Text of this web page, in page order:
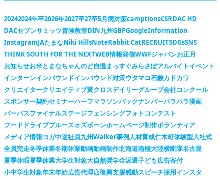
20242024年卒2026年2027卒27卒5月病対策camptionsCSRDAC HD
DACセブンサミッツ冒険教室DIN九州GBPGoogleInformation
InstagramJAたまなNiki HillsNoteRabbit CatRECRUITSDGsSNS
THINK SOUTH FOR THE NEXTWEB情報発信WWFジャパンお正月
お知らせお米とまなちゃんのど自慢まっすぐみらさぽアルバイトイベント
インターンインバウンドインバウンド対策ウタマロ石鹸カドカワ
クリエイタークリエイティブ賞クロスデイリーグループ会社コンクール
スポンサー契約セミナーハーフマラソンバックナンバーパラパラ漫画
パーパスファイナルステージフェンシングフォトコンテスト
フードドライブブルースオズボーンホームページ制作ボランティア
メディア情報ヨガ中途社員九州Walker事例人材育成仁木町体験型入社式
全員完走冬季休業冬期休業動画動画制作北海道南極大陸横断隊名古屋
夏季休暇夏季休業大学生対象大自然奨学金返還子ども広告寄付
小中学生対象年末年始広告代理店復興支援感動スピーチ採用インスタ